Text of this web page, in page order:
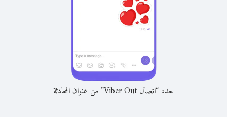
حدد “اتصال Viber Out” من عنوان المحادثة